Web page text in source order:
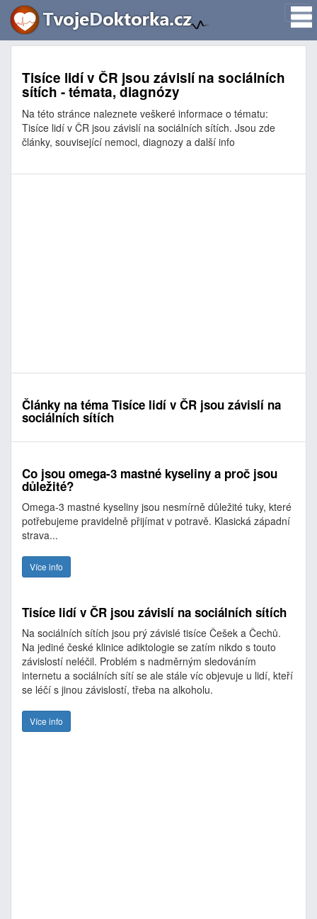
Tisíce lidí v ČR jsou závislí na sociálních
sítích - témata, diagnózy
Na této stránce naleznete veškeré informace o tématu:
Tisíce lidí v ČR jsou závislí na sociálních sítích. Jsou zde
články, související nemoci, diagnozy a další info
Články na téma Tisíce lidí v ČR jsou závislí na
sociálních sítích
Co jsou omega-3 mastné kyseliny a proč jsou
důležité?
Omega-3 mastné kyseliny jsou nesmírně důležité tuky, které
potřebujeme pravidelně přijímat v potravě. Klasická západní
strava...
Více info
Tisíce lidí v ČR jsou závislí na sociálních sítích
Na sociálních sítích jsou prý závislé tisíce Češek a Čechů.
Na jediné české klinice adiktologie se zatím nikdo s touto
závislostí neléčil. Problém s nadměrným sledováním
internetu a sociálních sítí se ale stále víc objevuje u lidí, kteří
se léčí s jinou závislostí, třeba na alkoholu.
Více info